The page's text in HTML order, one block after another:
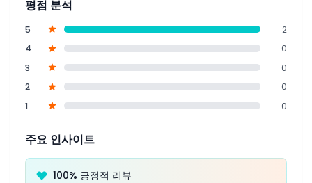
평점 분석
5
2
4
0
3
0
2
0
1
0
주요 인사이트
100% 긍정적 리뷰